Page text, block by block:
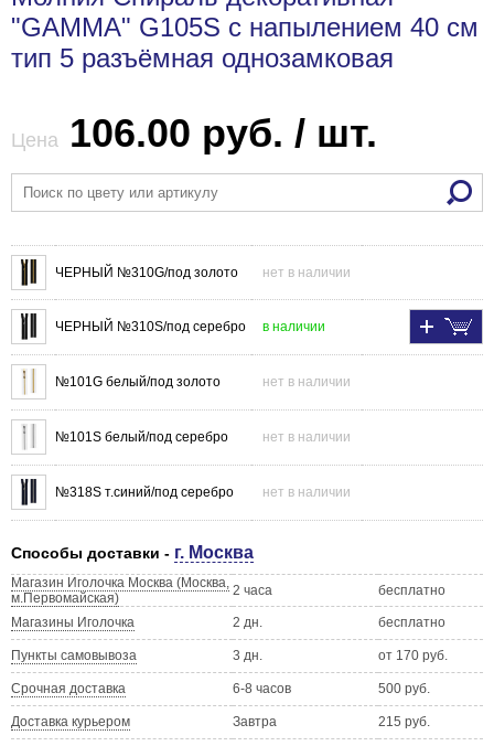
"GAMMA" G105S с напылением 40 см
тип 5 разъёмная однозамковая
Цена 106.00 руб. / шт.
ЧЕРНЫЙ №310G/под золото нет в наличии
ЧЕРНЫЙ №310S/под серебро в наличии
№101G белый/под золото нет в наличии
№101S белый/под серебро нет в наличии
№318S т.синий/под серебро нет в наличии
Способы доставки - г. Москва
Магазин Иголочка Москва (Москва,
м.Первомайская)
2 часа бесплатно
Магазины Иголочка 2 дн. бесплатно
Пункты самовывоза 3 дн. от 170 руб.
Срочная доставка 6-8 часов 500 руб.
Доставка курьером Завтра 215 руб.